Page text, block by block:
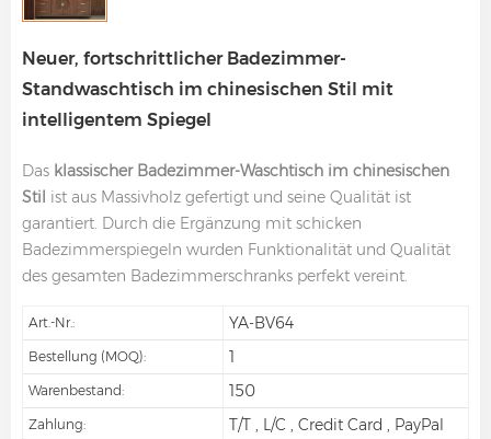
Neuer, fortschrittlicher Badezimmer-
Standwaschtisch im chinesischen Stil mit
intelligentem Spiegel
Das klassischer Badezimmer-Waschtisch im chinesischen
Stil ist aus Massivholz gefertigt und seine Qualität ist
garantiert. Durch die Ergänzung mit schicken
Badezimmerspiegeln wurden Funktionalität und Qualität
des gesamten Badezimmerschranks perfekt vereint.
Art.-Nr.: YA-BV64
Bestellung (MOQ): 1
Warenbestand: 150
Zahlung: T/T , L/C , Credit Card , PayPal